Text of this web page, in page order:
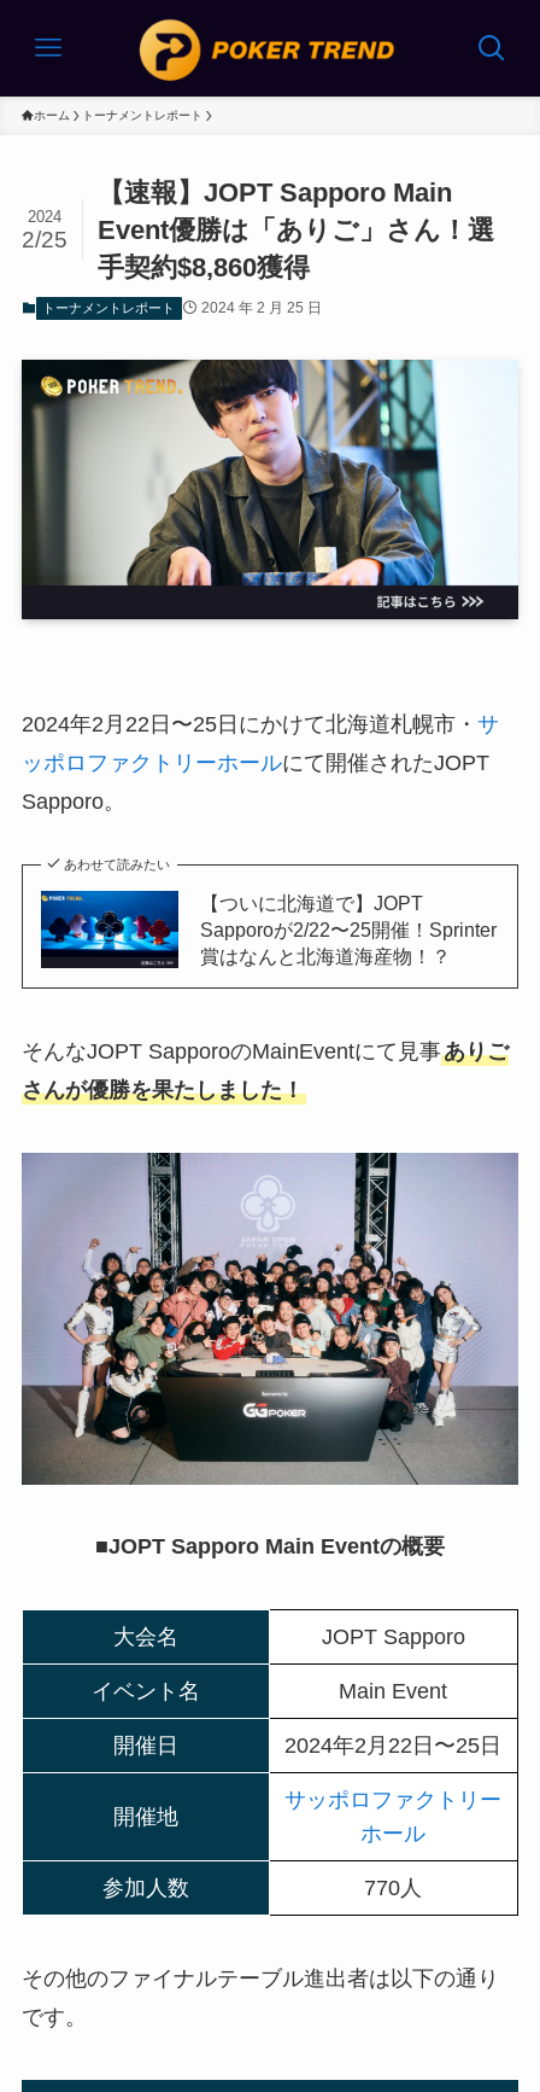
ホーム トーナメントレポート
【速報】JOPT Sapporo Main
Event優勝は「ありご」さん！選
手契約$8,860獲得
2024
2/25
トーナメントレポート 2024 年 2 月 25 日
2024年2月22日〜25日にかけて北海道札幌市・ サ
ッポロファクトリーホールにて開催されたJOPT
Sapporo。
あわせて読みたい
【ついに北海道で】JOPT
Sapporoが2/22〜25開催！Sprinter
賞はなんと北海道海産物！？
そんなJOPT SapporoのMainEventにて見事ありご
さんが優勝を果たしました！
■JOPT Sapporo Main Eventの概要
大会名 JOPT Sapporo
イベント名 Main Event
開催日 2024年2月22日〜25日
開催地
サッポロファクトリー
ホール
参加人数 770人
その他のファイナルテーブル進出者は以下の通り
です。